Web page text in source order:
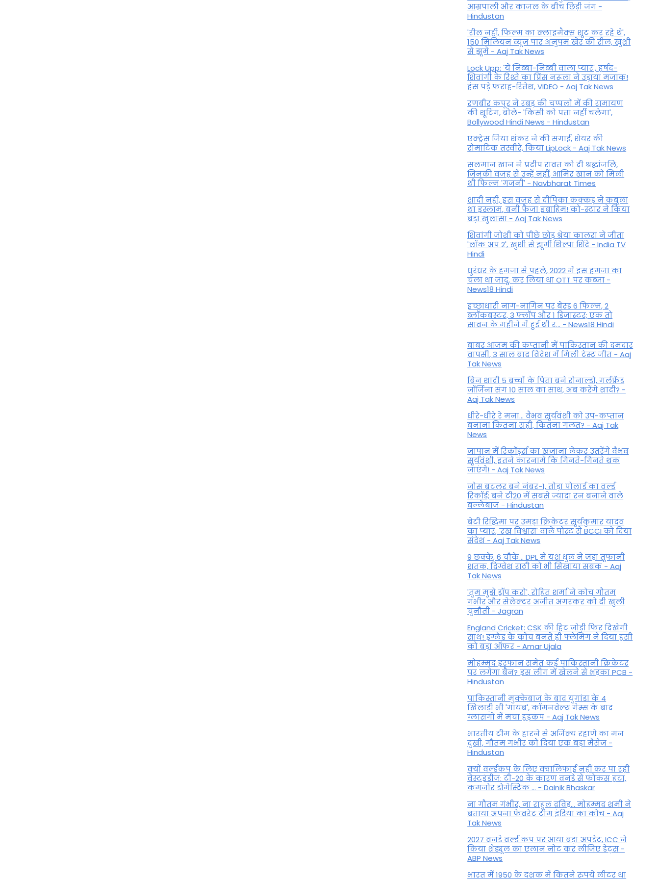
आम्रपाली और काजल के बीच छिड़ी जंग -
Hindustan
'रील नहीं, फिल्म का क्लाइमैक्स शूट कर रहे थे',
150 मिलियन व्यूज पार अनुपम खेर की रील, खुशी
से झूमे - Aaj Tak News
Lock Upp: 'ये निब्बा-निब्बी वाला प्यार', हर्षद-
शिवांगी के रिश्ते का प्रिंस नरूला ने उड़ाया मजाक!
हंस पड़े फराह-रितेश, VIDEO - Aaj Tak News
रणबीर कपूर ने रबड़ की चप्पलों में की रामायण
की शूटिंग, बोले- 'किसी को पता नहीं चलेगा',
Bollywood Hindi News - Hindustan
एक्ट्रेस जिया शंकर ने की सगाई, शेयर की
रोमांटिक तस्वीरें, किया LipLock - Aaj Tak News
सलमान खान ने प्रदीप रावत को दी श्रद्धांजलि,
जिनकी वजह से उन्हें नहीं, आमिर खान को मिली
थी फिल्म 'गजनी' - Navbharat Times
शादी नहीं, इस वजह से दीपिका कक्कड़ ने कबूला
था इस्लाम, बनी फैजा इब्राहिम! को-स्टार ने किया
बड़ा खुलासा - Aaj Tak News
शिवांगी जोशी को पीछे छोड़ श्रेया कालरा ने जीता
'लॉक अप 2', खुशी से झूमीं शिल्पा शिंदे - India TV
Hindi
धुरंधर के हमजा से पहले, 2022 में इस हमजा का
चला था जादू, कर लिया था OTT पर कब्जा -
News18 Hindi
इच्छाधारी नाग-नागिन पर बेस्ड 6 फिल्म, 2
ब्लॉकबस्टर, 3 फ्लॉप और 1 डिजास्टर; एक तो
सावन के महीने में हुई थी र... - News18 Hindi
बाबर आजम की कप्तानी में पाकिस्तान की दमदार
वापसी, 3 साल बाद विदेश में मिली टेस्ट जीत - Aaj
Tak News
बिन शादी 5 बच्चों के पिता बने रोनाल्डो, गर्लफ्रेंड
जॉर्जिना संग 10 साल का साथ, अब करेंगे शादी? -
Aaj Tak News
धीरे-धीरे रे मना… वैभव सूर्यवंशी को उप-कप्तान
बनाना कितना सही, कितना गलत? - Aaj Tak
News
जापान में रिकॉर्ड्स का खजाना लेकर उतरेंगे वैभव
सूर्यवंशी, इतने कारनामे कि गिनते-गिनते थक
जाएंगे! - Aaj Tak News
जोस बटलर बने नंबर-1, तोड़ा पोलार्ड का वर्ल्ड
रिकॉर्ड; बने टी20 में सबसे ज्यादा रन बनाने वाले
बल्लेबाज - Hindustan
बेटी र‍िद्ध‍िमा पर उमड़ा क्रिकेटर सूर्यकुमार यादव
का प्यार, 'रख विश्वास' वाले पोस्ट से BCCI को दिया
संदेश - Aaj Tak News
9 छक्के, 6 चौके... DPL में यश धुल ने जड़ा तूफानी
शतक, द‍िग्वेश राठी को भी स‍िखाया सबक - Aaj
Tak News
'तुम मुझे ड्रॉप करो', रोहित शर्मा ने कोच गौतम
गंभीर और सेलेक्टर अजीत अगरकर को दी खुली
चुनौती - Jagran
England Cricket: CSK की हिट जोड़ी फिर दिखेगी
साथ! इंग्लैंड के कोच बनते ही फ्लेमिंग ने दिया हसी
को बड़ा ऑफर - Amar Ujala
मोहम्मद इरफान समेत कई पाकिस्तानी क्रिकेटर
पर लगेगा बैन? इस लीग में खेलने से भड़का PCB -
Hindustan
पाकिस्तानी मुक्केबाज के बाद युगांडा के 4
खिलाड़ी भी 'गायब', कॉमनवेल्थ गेम्स के बाद
ग्लासगो में मचा हड़कंप - Aaj Tak News
भारतीय टीम के हारने से अजिंक्य रहाणे का मन
दुखी, गौतम गंभीर को दिया एक बड़ा मैसेज -
Hindustan
क्यों वर्ल्डकप के लिए क्वालिफाई नहीं कर पा रही
वेस्टइंडीज: टी-20 के कारण वनडे से फोकस हटा,
कमजोर डोमेस्टिक ... - Dainik Bhaskar
ना गौतम गंभीर, ना राहुल द्रव‍िड़... मोहम्मद शमी ने
बताया अपना फेवरेट टीम इंड‍िया का कोच - Aaj
Tak News
2027 वनडे वर्ल्ड कप पर आया बड़ा अपडेट, ICC ने
किया शेड्यूल का एलान नोट कर लीजिए डेट्स -
ABP News
भारत में 1950 के दशक में कितने रुपये लीटर था